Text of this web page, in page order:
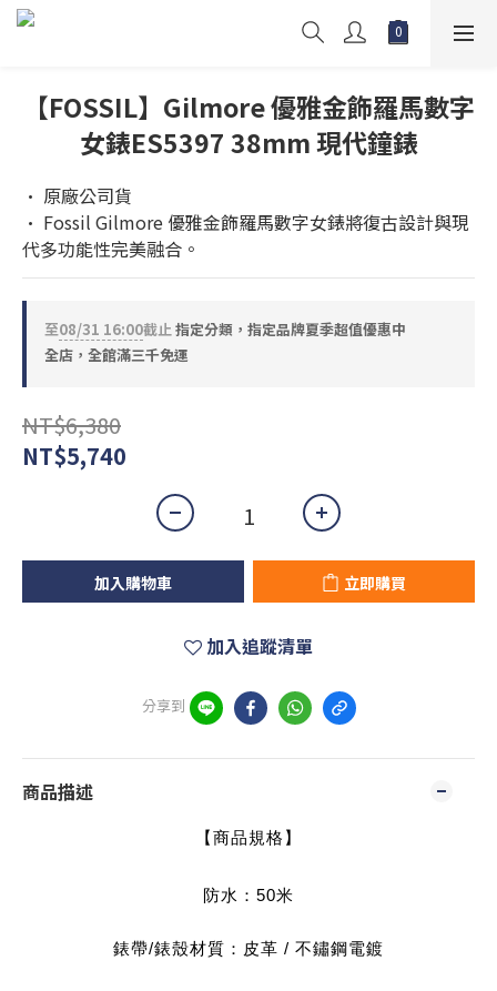
【FOSSIL】Gilmore 優雅金飾羅馬數字
女錶ES5397 38mm 現代鐘錶
• 原廠公司貨
• Fossil Gilmore 優雅金飾羅馬數字女錶將復古設計與現
代多功能性完美融合。
至08/31 16:00截止指定分類，指定品牌夏季超值優惠中
全店，全館滿三千免運
NT$6,380
NT$5,740
加入購物車 立即購買
加入追蹤清單
分享到
商品描述
【商品規格】
防水：50米
錶帶/錶殼材質：皮革 / 不鏽鋼電鍍